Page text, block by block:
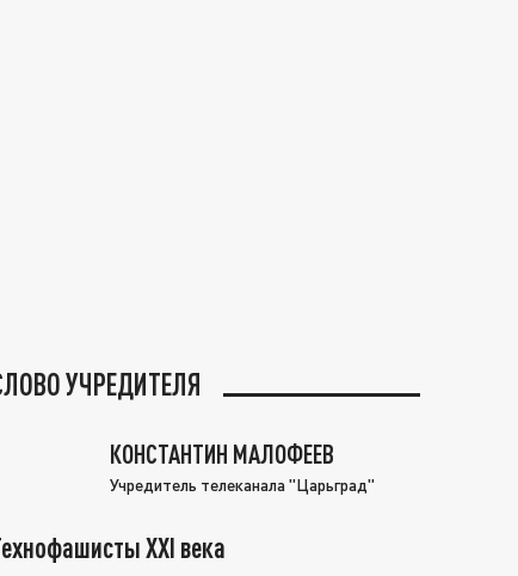
УЧРЕДИТЕЛЯ
КОНСТАНТИН МАЛОФЕЕВ
Учредитель телеканала "Царьград"
XXI века